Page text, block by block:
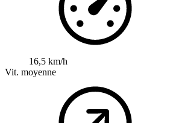
16,5 km/h
Vit. moyenne